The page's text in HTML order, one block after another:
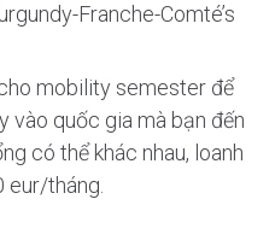
Franche-Comté’s
mobility semester để
vào quốc gia mà bạn đến
có thể khác nhau, loanh
eur/tháng.